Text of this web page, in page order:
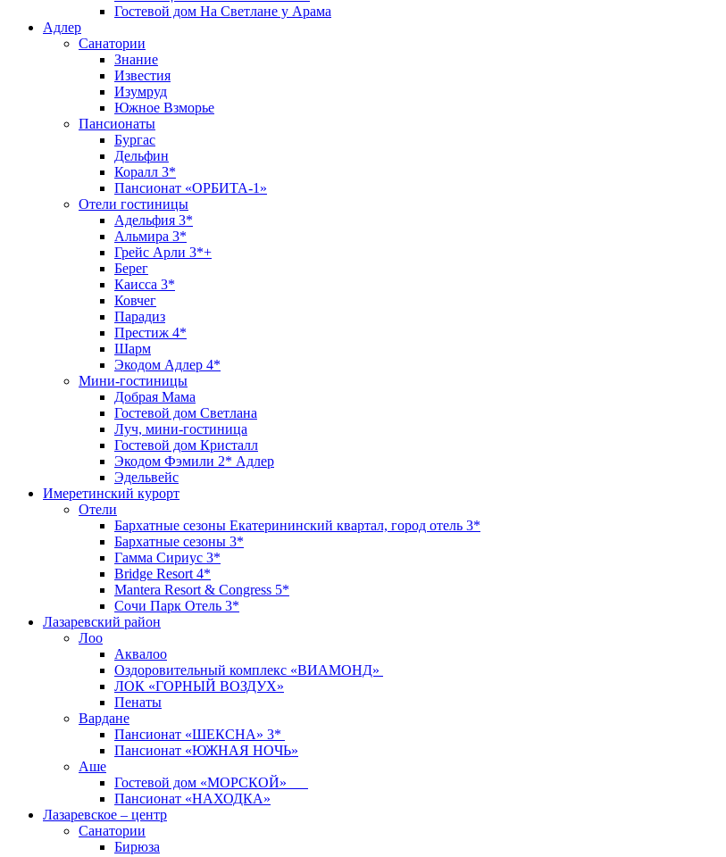
Гостевой дом На Светлане у Арама
Адлер
Санатории
Знание
Известия
Изумруд
Южное Взморье
Пансионаты
Бургас
Дельфин
Коралл 3*
Пансионат «ОРБИТА-1»
Отели гостиницы
Адельфия 3*
Альмира 3*
Грейс Арли 3*+
Берег
Каисса 3*
Ковчег
Парадиз
Престиж 4*
Шарм
Экодом Адлер 4*
Мини-гостиницы
Добрая Мама
Гостевой дом Светлана
Луч, мини-гостиница
Гостевой дом Кристалл
Экодом Фэмили 2* Адлер
Эдельвейс
Имеретинский курорт
Отели
Бархатные сезоны Екатерининский квартал, город отель 3*
Бархатные сезоны 3*
Гамма Сириус 3*
Bridge Resort 4*
Mantera Resort & Congress 5*
Сочи Парк Отель 3*
Лазаревский район
Лоо
Аквалоо
Оздоровительный комплекс «ВИАМОНД»
ЛОК «ГОРНЫЙ ВОЗДУХ»
Пенаты
Вардане
Пансионат «ШЕКСНА» 3*
Пансионат «ЮЖНАЯ НОЧЬ»
Аше
Гостевой дом «МОРСКОЙ»
Пансионат «НАХОДКА»
Лазаревское – центр
Санатории
Бирюза